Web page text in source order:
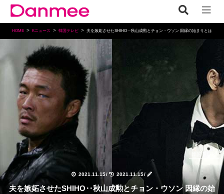
HOME Kニュース 韓国テレビ 夫を嫉妬させたSHIHO‥秋山成勲とチョン・ウソン 因縁の始まりとは
2021.11.15/ 2021.11.15/
韓国テレビ
夫を嫉妬させたSHIHO‥秋山成勲とチョン・ウソン 因縁の始